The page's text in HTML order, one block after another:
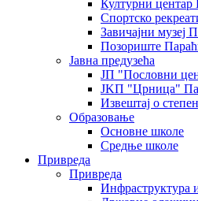
Културни центар
Спортско
Завичајни музеј
Позориште
Јавна предузећа
ЈП "Пословни
ЈKП "Црница"
Извештај о
Образовање
Основне школе
Средње школе
Привреда
Привреда
Инфраструктура